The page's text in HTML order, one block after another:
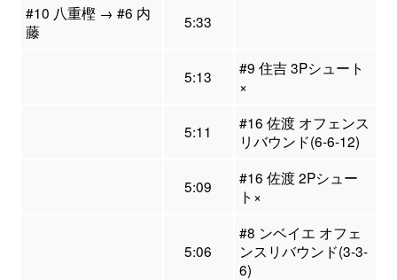
#10 八重樫 → #6 内
藤
5:33
5:13
#9 住吉 3Pシュート
×
5:11
#16 佐渡 オフェンス
リバウンド(6-6-12)
5:09
#16 佐渡 2Pシュー
ト×
5:06
#8 ンベイエ オフェ
ンスリバウンド(3-3-
6)